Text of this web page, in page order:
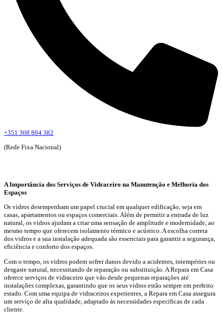
+351 308 804 382
(Rede Fixa Nacional)
A Importância dos Serviços de Vidraceiro na Manutenção e Melhoria dos
Espaços
Os vidros desempenham um papel crucial em qualquer edificação, seja em
casas, apartamentos ou espaços comerciais. Além de permitir a entrada de luz
natural, os vidros ajudam a criar uma sensação de amplitude e modernidade, ao
mesmo tempo que oferecem isolamento térmico e acústico. A escolha correta
dos vidros e a sua instalação adequada são essenciais para garantir a segurança,
eficiência e conforto dos espaços.
Com o tempo, os vidros podem sofrer danos devido a acidentes, intempéries ou
desgaste natural, necessitando de reparação ou substituição. A Repara em Casa
oferece serviços de vidraceiro que vão desde pequenas reparações até
instalações complexas, garantindo que os seus vidros estão sempre em perfeito
estado. Com uma equipa de vidraceiros experientes, a Repara em Casa assegura
um serviço de alta qualidade, adaptado às necessidades específicas de cada
cliente.